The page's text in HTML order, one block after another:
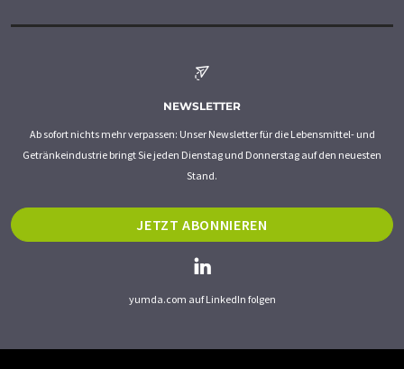
NEWSLETTER
Ab sofort nichts mehr verpassen: Unser Newsletter für die Lebensmittel- und
Getränkeindustrie bringt Sie jeden Dienstag und Donnerstag auf den neuesten
Stand.
JETZT ABONNIEREN
yumda.com auf LinkedIn folgen